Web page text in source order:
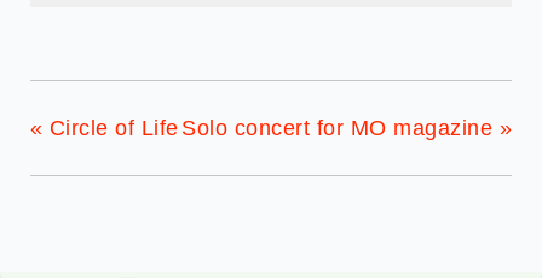
« Circle of Life Solo concert for MO magazine »